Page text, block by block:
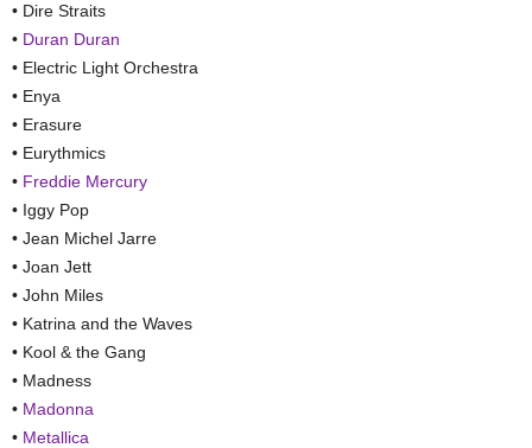
• Dire Straits
• Duran Duran
• Electric Light Orchestra
• Enya
• Erasure
• Eurythmics
• Freddie Mercury
• Iggy Pop
• Jean Michel Jarre
• Joan Jett
• John Miles
• Katrina and the Waves
• Kool & the Gang
• Madness
• Madonna
• Metallica